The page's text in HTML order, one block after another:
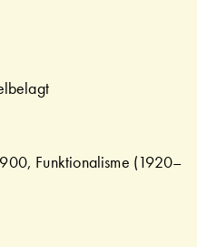
Funktionalisme (1920–